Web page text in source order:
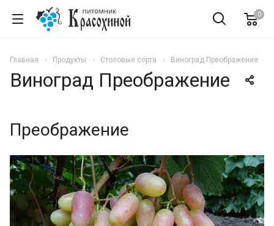
0
Главная Продукты Столовые сорта Виноград Преображение
Виноград Преображение
Преображение